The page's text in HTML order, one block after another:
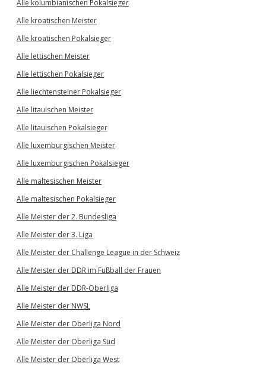
Alle kolumbianischen Pokalsieger
Alle kroatischen Meister
Alle kroatischen Pokalsieger
Alle lettischen Meister
Alle lettischen Pokalsieger
Alle liechtensteiner Pokalsieger
Alle litauischen Meister
Alle litauischen Pokalsieger
Alle luxemburgischen Meister
Alle luxemburgischen Pokalsieger
Alle maltesischen Meister
Alle maltesischen Pokalsieger
Alle Meister der 2. Bundesliga
Alle Meister der 3. Liga
Alle Meister der Challenge League in der Schweiz
Alle Meister der DDR im Fußball der Frauen
Alle Meister der DDR-Oberliga
Alle Meister der NWSL
Alle Meister der Oberliga Nord
Alle Meister der Oberliga Süd
Alle Meister der Oberliga West